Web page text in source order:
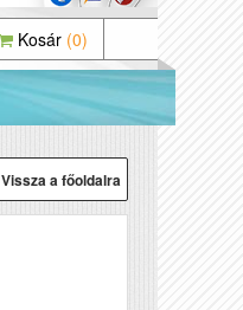
Kosár (0)
Vissza a főoldalra